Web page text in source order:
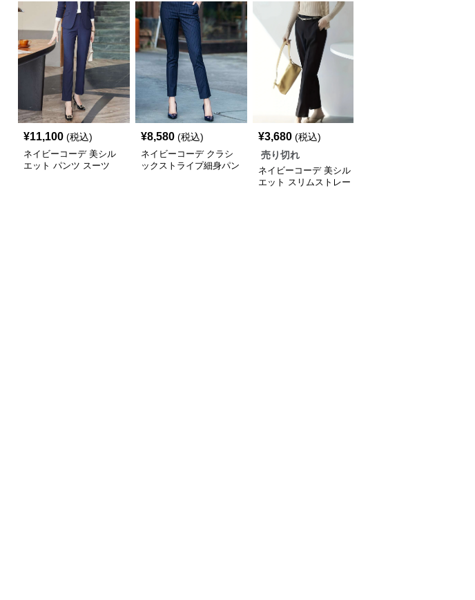
¥11,100 (税込)
ネイビーコーデ 美シル
エット パンツ スーツ
¥8,580 (税込)
ネイビーコーデ クラシ
ックストライプ細身パン
¥3,680 (税込)
売り切れ
ネイビーコーデ 美シル
エット スリムストレー